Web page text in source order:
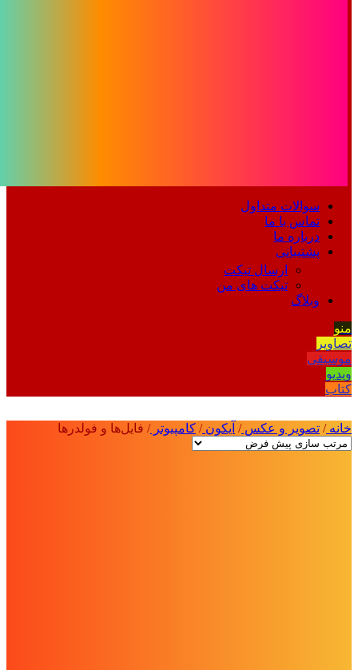
سوالات متداول
تماس با ما
درباره ما
پشتیبانی
ارسال تیکت
تیکت های من
وبلاگ
منو
تصاویر
موسیقی
ویدیو
کتاب
خانه/ تصویر و عکس/ آیکون‌/ کامپیوتر/ فایل‌ها و فولدرها